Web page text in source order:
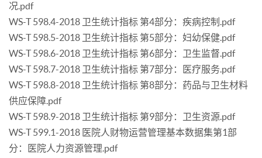
况.pdf
WS-T 598.4-2018 卫生统计指标 第4部分：疾病控制.pdf
WS-T 598.5-2018 卫生统计指标 第5部分：妇幼保健.pdf
WS-T 598.6-2018 卫生统计指标 第6部分：卫生监督.pdf
WS-T 598.7-2018 卫生统计指标 第7部分：医疗服务.pdf
WS-T 598.8-2018 卫生统计指标 第8部分：药品与卫生材料
供应保障.pdf
WS-T 598.9-2018 卫生统计指标 第9部分：卫生资源.pdf
WS-T 599.1-2018 医院人财物运营管理基本数据集第1部
分：医院人力资源管理.pdf